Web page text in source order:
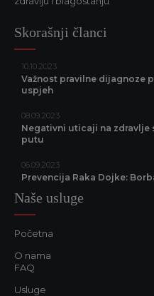
Skorašnji članci
10.10.2023
Važnost pravilne dijagnoze
uspjeh
08.09.2023
Negativni uticaji na zdravlje
putu
06.09.2023
Prevencija Raka Dojke:
Naše usluge
Početna
O nama
FAQ
Usluge